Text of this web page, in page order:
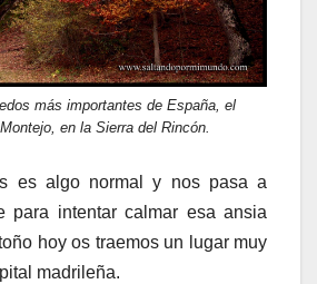
más importantes de España, el
en la Sierra del Rincón.
es algo normal y nos pasa a
para intentar calmar esa ansia
hoy os traemos un lugar muy
madrileña.